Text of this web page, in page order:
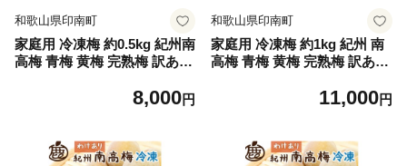
和歌山県印南町
家庭用 冷凍梅 約0.5kg 紀州南
高梅 青梅 黄梅 完熟梅 訳あり
8,000円
和歌山県印南町
家庭用 冷凍梅 約1kg 紀州 南
高梅 青梅 黄梅 完熟梅 訳あり
11,000円